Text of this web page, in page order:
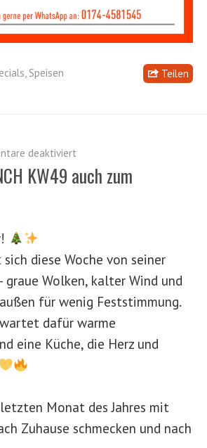
, Speisen Teilen
deaktiviert
KW49 auch zum
diese Woche von seiner
Wolken, kalter Wind und
für wenig Feststimmung.
dafür warme
eine Küche, die Herz und
Monat des Jahres mit
Zuhause schmecken und nach